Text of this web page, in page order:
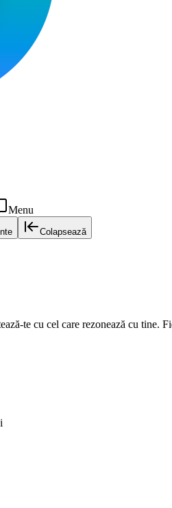
Menu
Colapsează
te cu cel care rezonează cu